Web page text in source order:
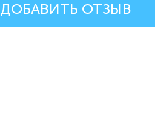
ДОБАВИТЬ ОТЗЫВ